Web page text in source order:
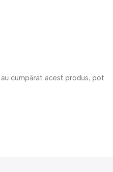
cumpărat acest produs, pot